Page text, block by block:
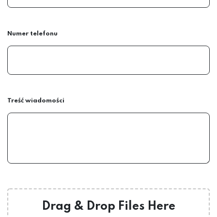
Numer telefonu
Treść wiadomości
Drag & Drop Files Here